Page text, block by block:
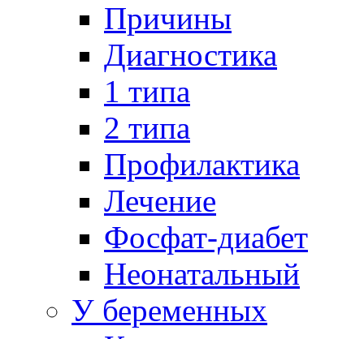
Причины
Диагностика
1 типа
2 типа
Профилактика
Лечение
Фосфат-диабет
Неонатальный
У беременных